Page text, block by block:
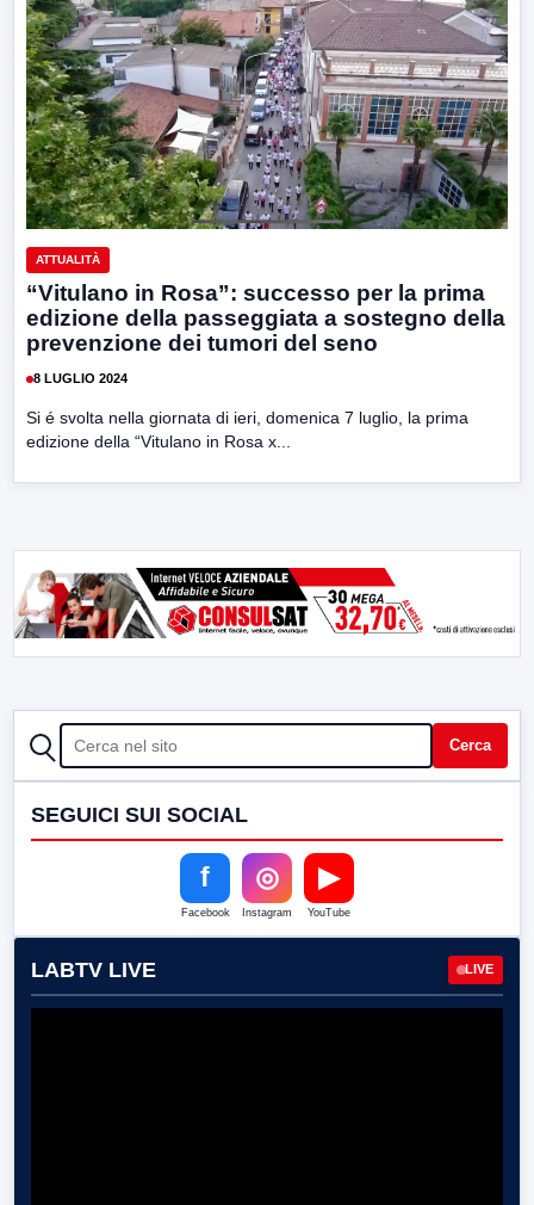
ATTUALITÀ
“Vitulano in Rosa”: successo per la prima
edizione della passeggiata a sostegno della
prevenzione dei tumori del seno
8 LUGLIO 2024
Si é svolta nella giornata di ieri, domenica 7 luglio, la prima
edizione della “Vitulano in Rosa x...
CERCA Cerca
SEGUICI SUI SOCIAL
f
Facebook
◎
Instagram
▶
YouTube
LABTV LIVE LIVE